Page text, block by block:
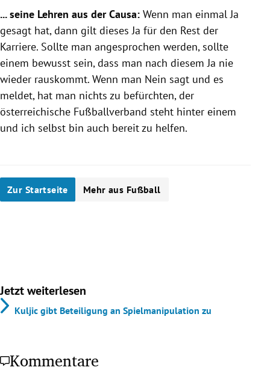
... seine Lehren aus der Causa: Wenn man einmal Ja
gesagt hat, dann gilt dieses Ja für den Rest der
Karriere. Sollte man angesprochen werden, sollte
einem bewusst sein, dass man nach diesem Ja nie
wieder rauskommt. Wenn man Nein sagt und es
meldet, hat man nichts zu befürchten, der
österreichische Fußballverband steht hinter einem
und ich selbst bin auch bereit zu helfen.
Zur Startseite Mehr aus Fußball
Jetzt weiterlesen
Kuljic gibt Beteiligung an Spielmanipulation zu
Kommentare